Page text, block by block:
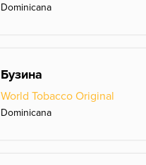
Dominicana
Бузина
World Tobacco Original
Dominicana